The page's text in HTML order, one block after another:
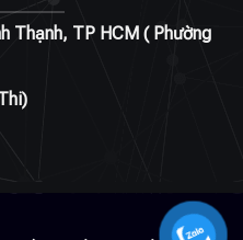
Thạnh, TP HCM ( Phường